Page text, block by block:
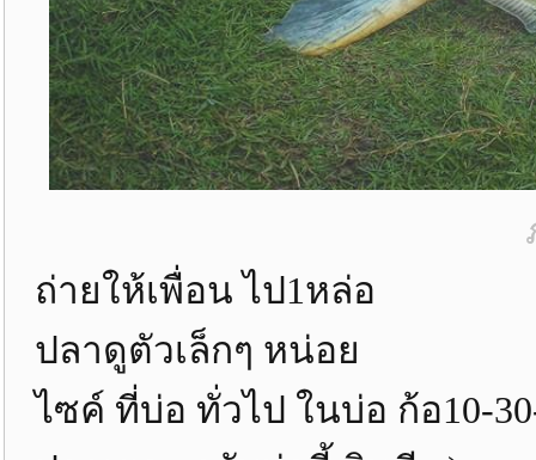
ถ่ายให้เพื่อน ไป1หล่อ
ปลาดูตัวเล็กๆ หน่อย
ไซค์ ที่บ่อ ทั่วไป ในบ่อ ก้อ10-